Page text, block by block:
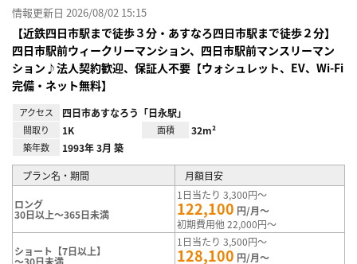
情報更新日 2026/08/02 15:15
【近鉄四日市駅まで徒歩３分・あすなろ四日市駅まで徒歩２分】
四日市駅前ウィークリーマンション、四日市駅前マンスリーマン
ション♪法人契約歓迎、保証人不要【ウォシュレット、EV、Wi-Fi
完備・ネット無料】
アクセス 四日市あすなろう「日永駅」
間取り 1K 面積 32m²
築年数 1993年 3月 築
プラン名・期間 月額目安
ロング
30日以上～365日未満
1日当たり 3,300円～
122,100 円/月～
初期費用他 22,000円～
ショート【7日以上】
～30日未満
1日当たり 3,500円～
128,100 円/月～